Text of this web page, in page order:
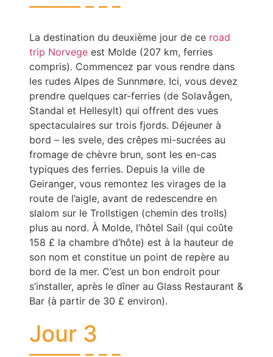
La destination du deuxième jour de ce road
trip Norvege est Molde (207 km, ferries
compris). Commencez par vous rendre dans
les rudes Alpes de Sunnmøre. Ici, vous devez
prendre quelques car-ferries (de Solavågen,
Standal et Hellesylt) qui offrent des vues
spectaculaires sur trois fjords. Déjeuner à
bord – les svele, des crêpes mi-sucrées au
fromage de chèvre brun, sont les en-cas
typiques des ferries. Depuis la ville de
Geiranger, vous remontez les virages de la
route de l’aigle, avant de redescendre en
slalom sur le Trollstigen (chemin des trolls)
plus au nord. À Molde, l’hôtel Sail (qui coûte
158 £ la chambre d’hôte) est à la hauteur de
son nom et constitue un point de repère au
bord de la mer. C’est un bon endroit pour
s’installer, après le dîner au Glass Restaurant &
Bar (à partir de 30 £ environ).
Jour 3